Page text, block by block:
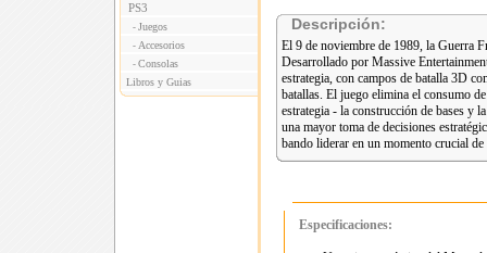
PS3
- Juegos
- Accesorios
- Consolas
Libros y Guias
Descripción:
El 9 de noviembre de 1989, la Guerra
Desarrollado por Massive
estrategia, con campos de batalla 3D
batallas. El juego elimina el consumo
estrategia - la construcción de bases y
una mayor toma de decisiones
bando liderar en un momento crucial
Especificaciones: